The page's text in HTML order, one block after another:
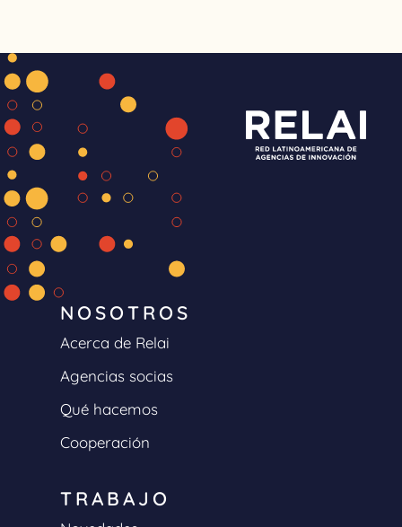
NOSOTROS
Acerca de Relai
Agencias socias
Qué hacemos
Cooperación
TRABAJO